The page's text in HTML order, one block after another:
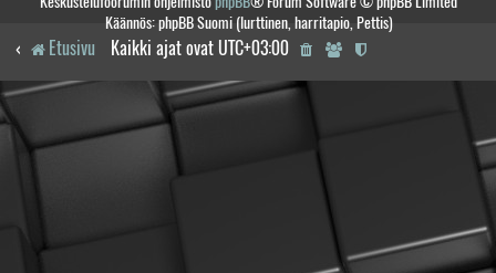
Käännös: phpBB Suomi (lurttinen, harritapio, Pettis)
Etusivu Kaikki ajat ovat UTC+03:00